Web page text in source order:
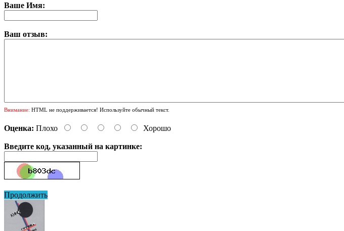
Ваше Имя:
Ваш отзыв:
Внимание: HTML не поддерживается! Используйте обычный текст.
Оценка: Плохо Хорошо
Введите код, указанный на картинке:
Продолжить